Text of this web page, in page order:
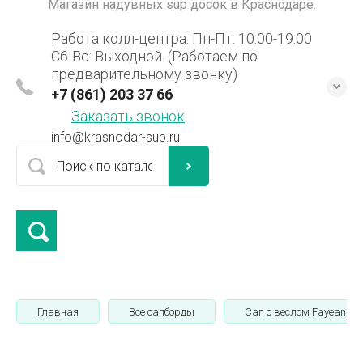
Магазин надувных sup досок в Краснодаре.
Работа колл-центра: Пн-Пт: 10:00-19:00
Сб-Вс: Выходной. (Работаем по
предварительному звонку)
+7 (861) 203 37 66
Заказать звонок
info@krasnodar-sup.ru
Главная Все сапборды Сап с веслом Fayean